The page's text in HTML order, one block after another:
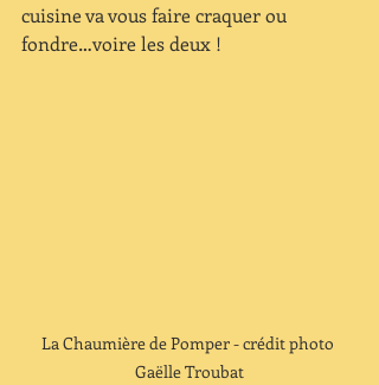
cuisine va vous faire craquer ou
fondre…voire les deux !
La Chaumière de Pomper - crédit photo
Gaëlle Troubat